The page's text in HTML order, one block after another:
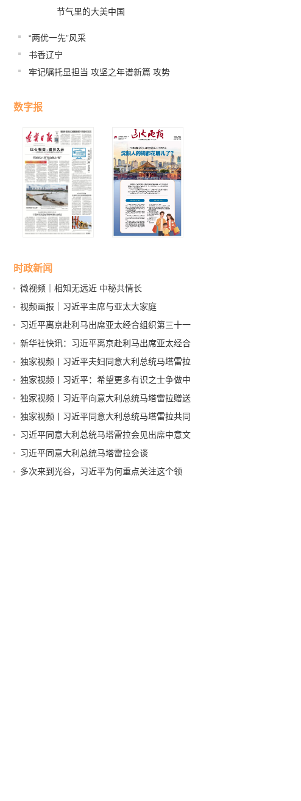
节气里的大美中国
“两优一先”风采
书香辽宁
牢记嘱托显担当 攻坚之年谱新篇 攻势
数字报
时政新闻
微视频｜相知无远近 中秘共情长
视频画报｜习近平主席与亚太大家庭
习近平离京赴利马出席亚太经合组织第三十一
次领导人非正式会议并对秘鲁进行国事访问
新华社快讯：习近平离京赴利马出席亚太经合
组织第三十一次领导人非正式会议并对秘鲁进行
国事访问
独家视频丨习近平夫妇同意大利总统马塔雷拉
和女儿一同观看“奇妙的和谐”普契尼音乐会
独家视频丨习近平：希望更多有识之士争做中
意友好合作的践行者
独家视频丨习近平向意大利总统马塔雷拉赠送
嫦娥五号月壤
独家视频丨习近平同意大利总统马塔雷拉共同
赏鉴境外归还文物
习近平同意大利总统马塔雷拉会见出席中意文
化合作机制大会和中意大学校长对话会代表
习近平同意大利总统马塔雷拉会谈
多次来到光谷，习近平为何重点关注这个领